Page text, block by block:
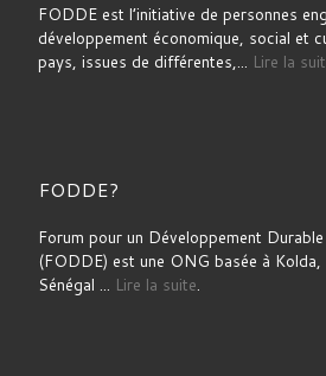
FODDE est l’initiative de personnes
développement économique, social et
pays, issues de différentes,...
Lire la
FODDE?
Forum pour un Développement
(FODDE) est une ONG basée à Kolda,
Sénégal ...
Lire la suite